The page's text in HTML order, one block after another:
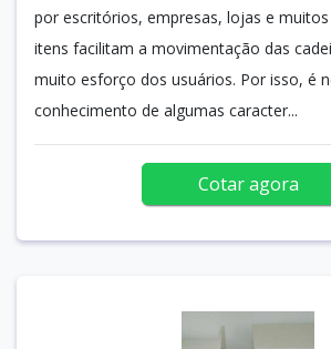
por escritórios, empresas, lojas e
itens facilitam a movimentação das
muito esforço dos usuários. Por isso, é
conhecimento de algumas caracter...
Cotar agora